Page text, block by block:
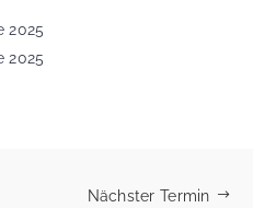
2025
2025
Nächster Termin